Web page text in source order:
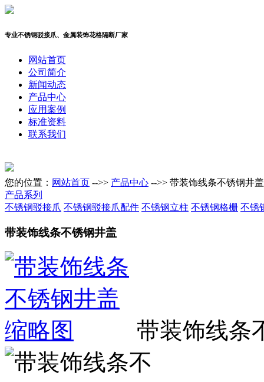
专业不锈钢驳接爪、金属装饰花格隔断厂家
网站首页
公司简介
新闻动态
产品中心
应用案例
标准资料
联系我们
您的位置： 网站首页 -->> 产品中心 -->> 带装饰线条不锈钢井盖
产品系列
不锈钢驳接爪 不锈钢驳接爪配件 不锈钢立柱 不锈钢格栅 不锈
带装饰线条不锈钢井盖
带装饰线条